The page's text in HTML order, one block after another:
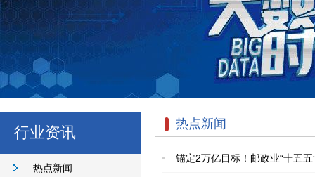
行业资讯
热点新闻
热点新闻
锚定2万亿目标！邮政业“十五